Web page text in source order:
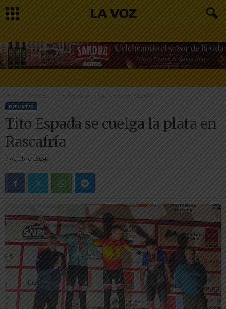
Inicio Tito Espada se cuelga la plata en Rascafría
DEPORTES
Tito Espada se cuelga la plata en
Rascafría
7 octubre, 2024